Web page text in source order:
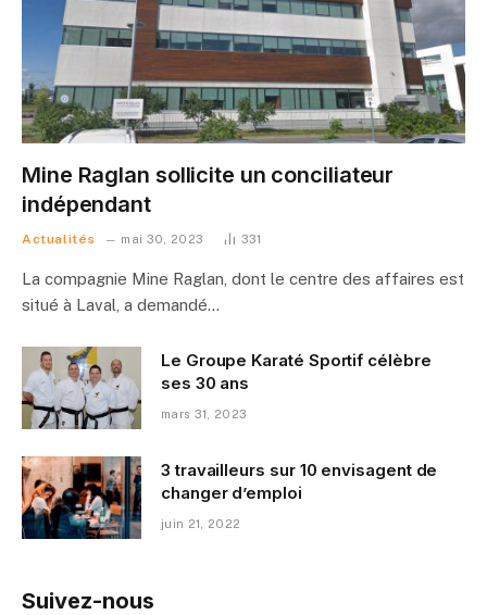
Mine Raglan sollicite un conciliateur
indépendant
Actualités mai 30, 2023 331
La compagnie Mine Raglan, dont le centre des affaires est
situé à Laval, a demandé…
Le Groupe Karaté Sportif célèbre
ses 30 ans
mars 31, 2023
3 travailleurs sur 10 envisagent de
changer d’emploi
juin 21, 2022
Suivez-nous